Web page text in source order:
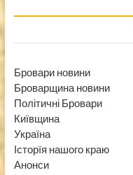
Бровари новини
Броварщина новини
Політичні Бровари
Київщина
Україна
Історїя нашого краю
Анонси